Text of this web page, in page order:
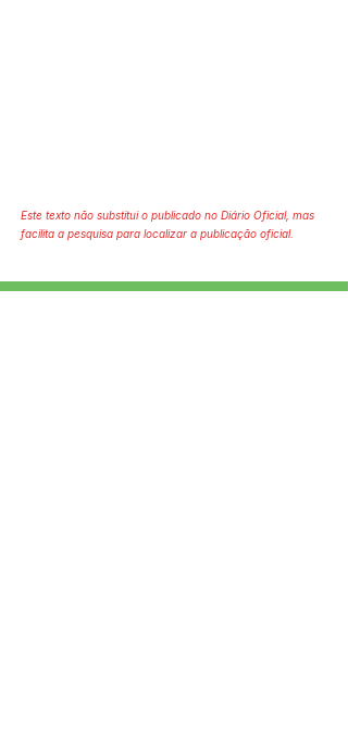
Este texto não substitui o publicado no Diário Oficial, mas
facilita a pesquisa para localizar a publicação oficial.